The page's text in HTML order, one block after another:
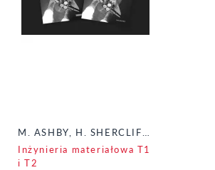
Inżynieria materiałowa T1
i T2